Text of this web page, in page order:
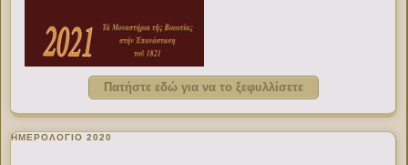
Πατήστε εδώ για να το ξεφυλλίσετε
ΗΜΕΡΟΛΟΓΙΟ 2020